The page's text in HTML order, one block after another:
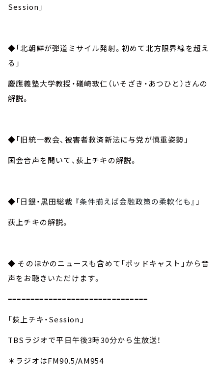
Session」
◆「北朝鮮が弾道ミサイル発射。初めて北方限界線を超え
る」
慶應義塾大学教授・礒崎敦仁（いそざき・あつひと）さんの
解説。
◆「旧統一教会、被害者救済新法に与党が慎重姿勢」
国会音声を聞いて、荻上チキの解説。
◆「日銀・黒田総裁 『条件揃えば金融政策の柔軟化も』 」
荻上チキの解説。
◆ そのほかのニュースも含めて「ポッドキャスト」から音
声をお聴きいただけます。
===============================
「荻上チキ・Session」
TBSラジオで平日午後3時30分から生放送！
＊ラジオはFM90.5/AM954